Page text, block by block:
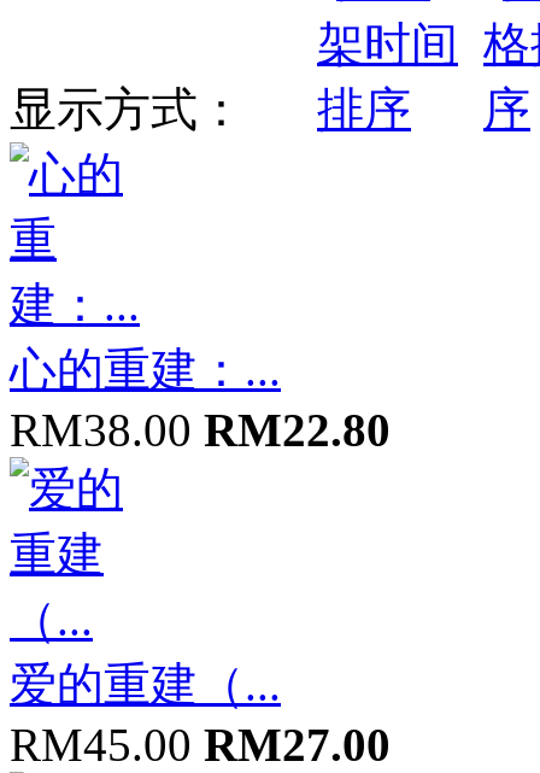
显示方式：
心的重建：...
RM38.00 RM22.80
爱的重建（...
RM45.00 RM27.00